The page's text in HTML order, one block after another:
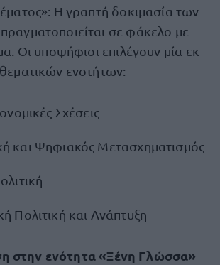
Η γραπτή δοκιμασία των
σε φάκελο με
Οι υποψήφιοι επιλέγουν μία εκ
ενοτήτων:
Σχέσεις
και Ψηφιακός Μετασχηματισμός
Πολιτική και Ανάπτυξη
στην ενότητα «Ξένη Γλώσσα»